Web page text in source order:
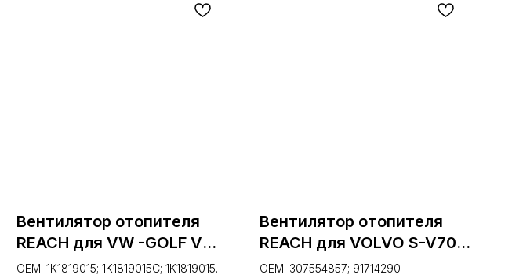
Вентилятор отопителя
REACH для VW -GOLF V
03- (1.16.12012, 16-12012)
OEM: 1K1819015; 1K1819015C; 1K1819015E;
Вентилятор отопителя
REACH для VOLVO S-V70
96- (1.16.12000, 16-12000)
OEM: 307554857; 91714290